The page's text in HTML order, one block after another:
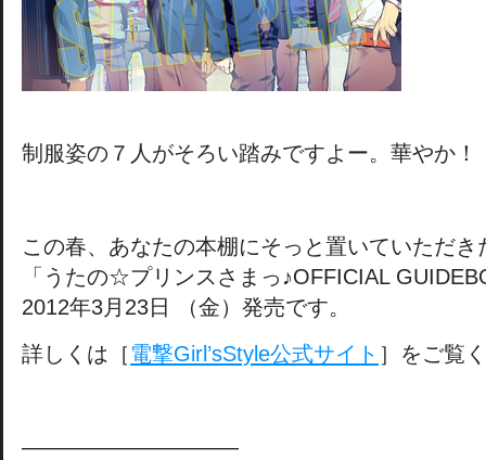
制服姿の７人がそろい踏みですよー。華やか！
この春、あなたの本棚にそっと置いていただき
「うたの☆プリンスさまっ♪OFFICIAL
2012年3月23日 （金）発売です。
詳しくは［ 電撃Girl’sStyle公式サイト ］をご覧
——————————